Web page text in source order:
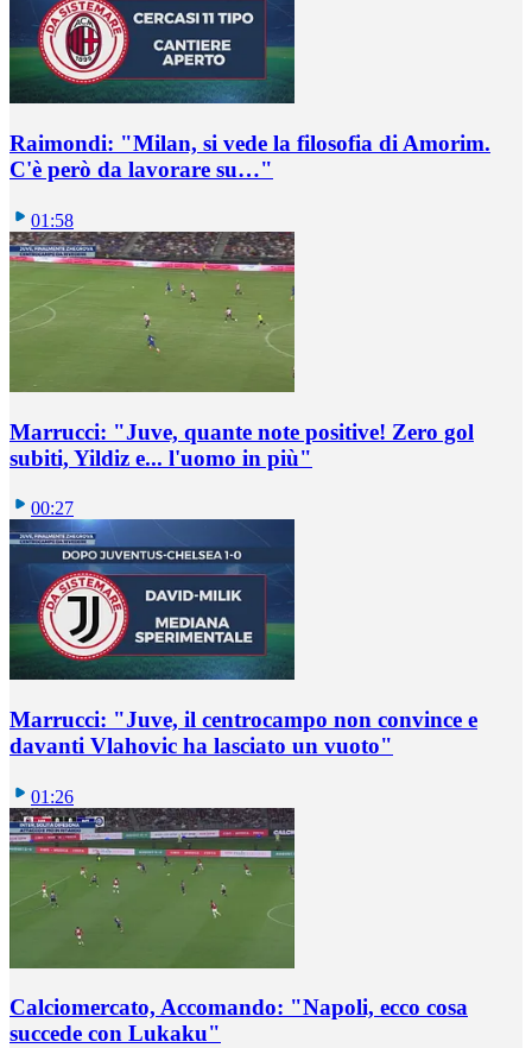
Raimondi: "Milan, si vede la filosofia di Amorim.
C'è però da lavorare su…"
01:58
Marrucci: "Juve, quante note positive! Zero gol
subiti, Yildiz e... l'uomo in più"
00:27
Marrucci: "Juve, il centrocampo non convince e
davanti Vlahovic ha lasciato un vuoto"
01:26
Calciomercato, Accomando: "Napoli, ecco cosa
succede con Lukaku"